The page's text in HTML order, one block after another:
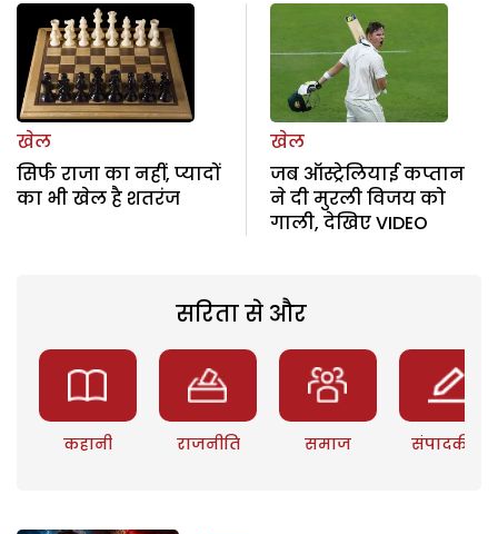
खेल
सिर्फ राजा का नहीं, प्यादों
का भी खेल है शतरंज
खेल
जब ऑस्ट्रेलियाई कप्तान
ने दी मुरली विजय को
गाली, देखिए VIDEO
सरिता से और
कहानी राजनीति समाज संपादकीय